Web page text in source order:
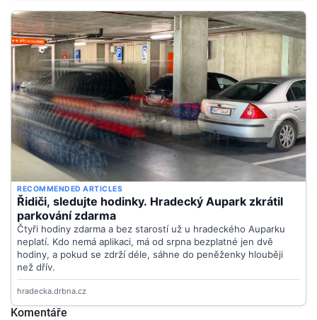
Komentáře